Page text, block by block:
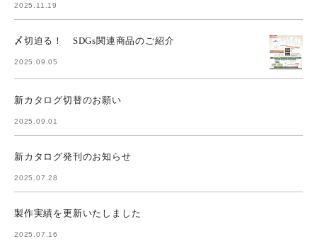
2025.11.19
〆切迫る！ SDGs関連商品のご紹介
2025.09.05
新カタログ切替のお願い
2025.09.01
新カタログ発刊のお知らせ
2025.07.28
製作実績を更新いたしました
2025.07.16